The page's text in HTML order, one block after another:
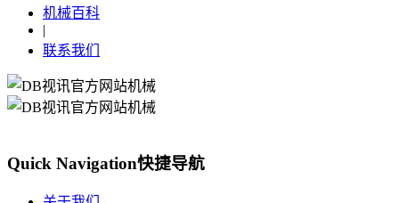
机械百科
|
联系我们
Quick Navigation快捷导航